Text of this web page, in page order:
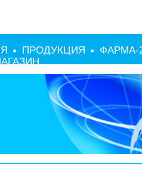
ПРОДУКЦИЯ
ФАРМА-